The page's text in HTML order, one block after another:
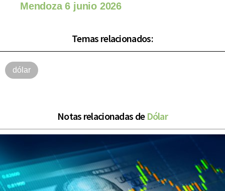
Mendoza 6 junio 2026
Temas relacionados:
dólar
Notas relacionadas de Dólar